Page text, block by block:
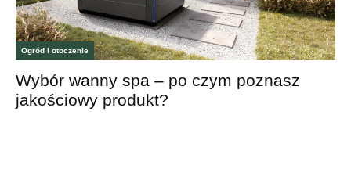
Ogród i otoczenie
Wybór wanny spa – po czym poznasz
jakościowy produkt?